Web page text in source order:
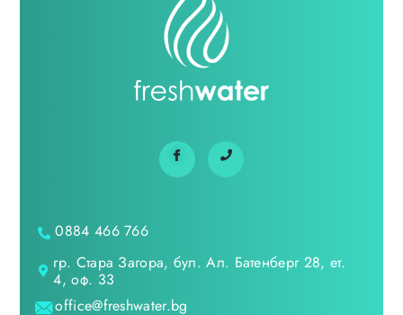
0884 466 766
гр. Стара Загора, бул. Ал. Батенберг 28, ет.
4, оф. 33
office@freshwater.bg